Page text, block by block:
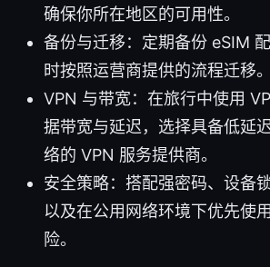
确保你所在地区的可用性。
备份与迁移：定期备份 eSIM
时按照运营商提供的流程迁移。
VPN 与带宽：在旅行中使用
据带宽与延迟，选择具备低延
络的 VPN 服务提供商。
安全策略：搭配强密码、设备
以及在公用网络环境下优先使
险。